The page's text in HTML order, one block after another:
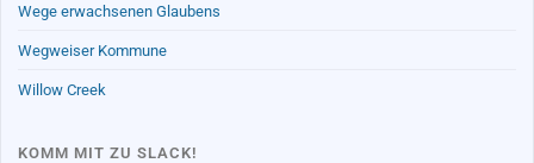
Wege erwachsenen Glaubens
Wegweiser Kommune
Willow Creek
KOMM MIT ZU SLACK!